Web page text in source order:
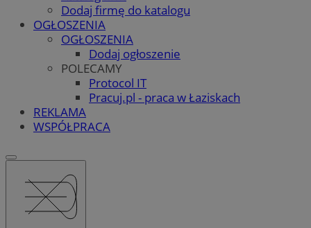
Dodaj firmę do katalogu
OGŁOSZENIA
OGŁOSZENIA
Dodaj ogłoszenie
POLECAMY
Protocol IT
Pracuj.pl - praca w Łaziskach
REKLAMA
WSPÓŁPRACA